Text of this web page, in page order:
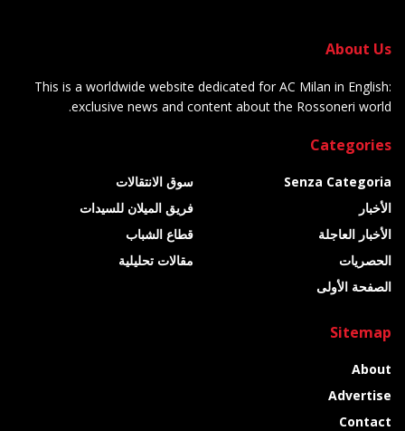
About Us
This is a worldwide website dedicated for AC Milan in English:
exclusive news and content about the Rossoneri world.
Categories
Senza Categoria
الأخبار
الأخبار العاجلة
الحصريات
الصفحة الأولى
سوق الانتقالات
فريق الميلان للسيدات
قطاع الشباب
مقالات تحليلية
Sitemap
About
Advertise
Contact